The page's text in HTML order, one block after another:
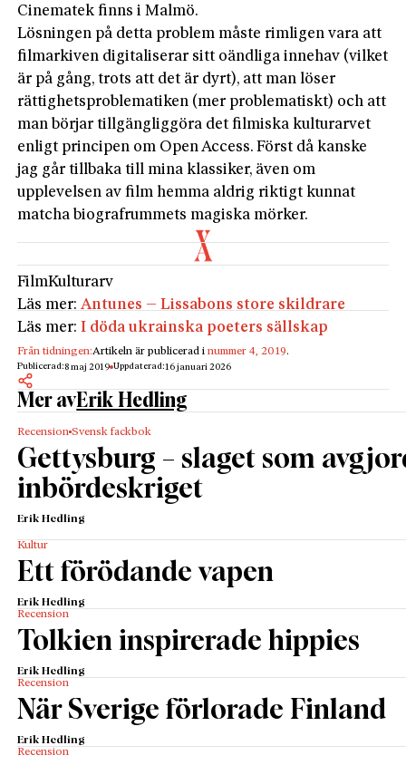
Cinematek finns i Malmö.
Lösningen på detta problem måste rimligen vara att
filmarkiven digitaliserar sitt oändliga innehav (vilket
är på gång, trots att det är dyrt), att man löser
rättighetsproblematiken (mer problematiskt) och att
man börjar tillgängliggöra det filmiska kulturarvet
enligt principen om Open Access. Först då kanske
jag går tillbaka till mina klassiker, även om
upplevelsen av film hemma aldrig riktigt kunnat
matcha biografrummets magiska mörker.
FilmKulturarv
Läs mer:Antunes – Lissabons store skildrare
Läs mer:I döda ukrainska poeters sällskap
Från tidningen:Artikeln är publicerad inummer 4, 2019.
Publicerad:8 maj 2019 Uppdaterad:16 januari 2026
Mer avErik Hedling
Recension Svensk fackbok
Gettysburg – slaget som
inbördeskriget
Erik Hedling
Kultur
Ett förödande vapen
Erik Hedling
Recension
Tolkien inspirerade hippies
Erik Hedling
Recension
När Sverige förlorade Finland
Erik Hedling
Recension